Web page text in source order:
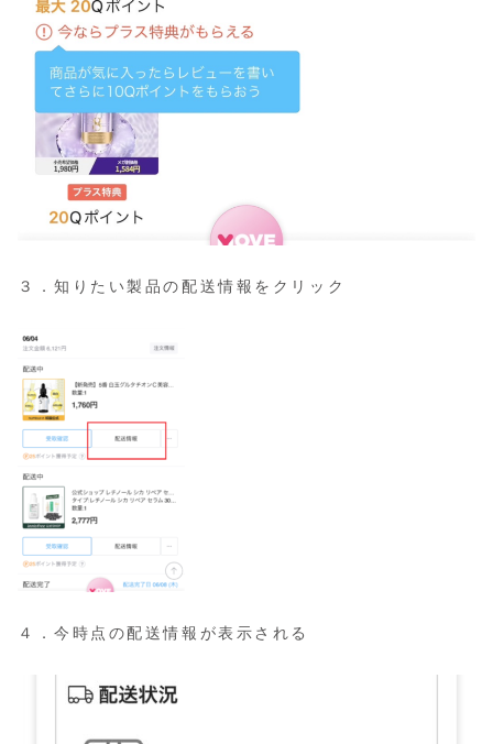
３．知りたい製品の配送情報をクリック
４．今時点の配送情報が表示される